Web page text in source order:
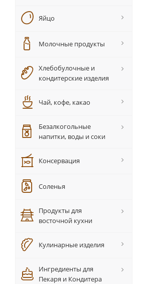
Яйцо
Молочные продукты
Хлебобулочные и
кондитерские изделия
Чай, кофе, какао
Безалкогольные
напитки, воды и соки
Консервация
Соленья
Продукты для
восточной кухни
Кулинарные изделия
Ингредиенты для
Пекаря и Кондитера